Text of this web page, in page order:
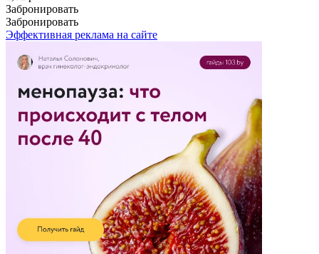
Забронировать
Забронировать
Эффективная реклама на сайте